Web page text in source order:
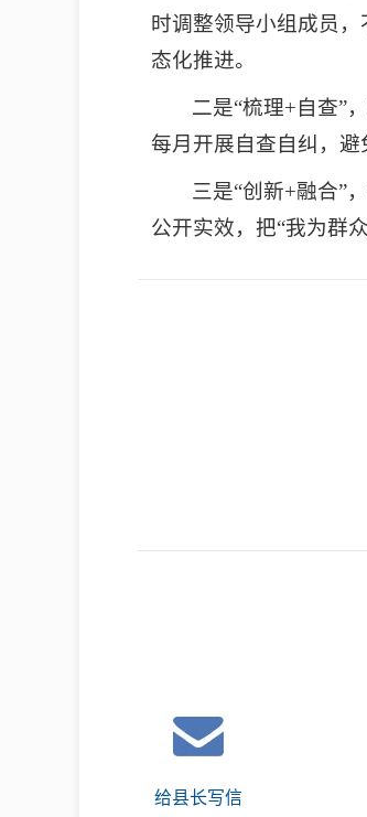
时调整领导小组成员
态化推进。
二是“梳理+自查”
每月开展自查自纠，避
三是“创新+融合”
公开实效，把“我为群
给县长写信